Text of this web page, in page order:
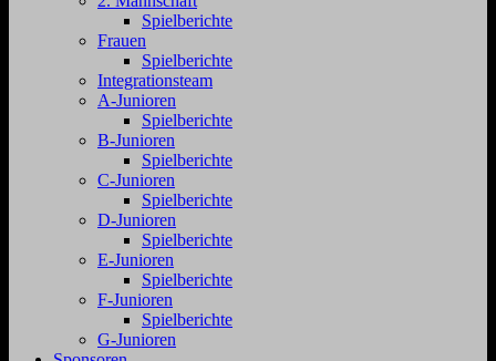
Spielberichte
Frauen
Spielberichte
Integrationsteam
A-Junioren
Spielberichte
B-Junioren
Spielberichte
C-Junioren
Spielberichte
D-Junioren
Spielberichte
E-Junioren
Spielberichte
F-Junioren
Spielberichte
G-Junioren